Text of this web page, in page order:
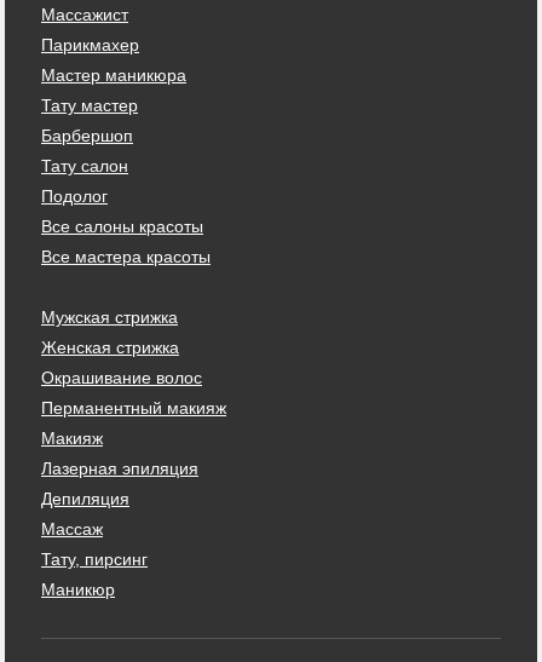
Массажист
Парикмахер
Мастер маникюра
Тату мастер
Барбершоп
Тату салон
Подолог
Все салоны красоты
Все мастера красоты
Мужская стрижка
Женская стрижка
Окрашивание волос
Перманентный макияж
Макияж
Лазерная эпиляция
Депиляция
Массаж
Тату, пирсинг
Маникюр